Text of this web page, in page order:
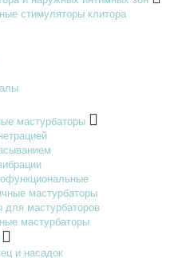
стимуляторы клитора
мастурбаторы
мастурбаторы
для мастурбаторов
мастурбаторы
и насадок